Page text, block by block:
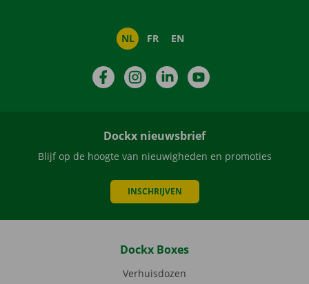
NL FR EN
FacebookInstagramLinkedIn
Dockx nieuwsbrief
Blijf op de hoogte van nieuwigheden en promoties
INSCHRIJVEN
Dockx Boxes
Verhuisdozen